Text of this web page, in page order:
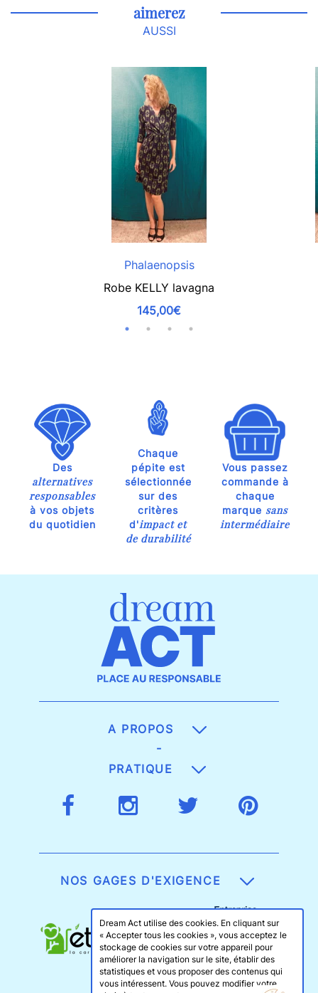
aimerez
AUSSI
Phalaenopsis
Robe KELLY lavagna
145,00€
Des
alternatives
responsables
à vos objets
du quotidien
Chaque
pépite est
sélectionnée
sur des
critères
d'impact et
de durabilité
Vous passez
commande à
chaque
marque sans
intermédiaire
A PROPOS
-
PRATIQUE
NOS GAGES D'EXIGENCE
Dream Act utilise des cookies. En cliquant sur
« Accepter tous les cookies », vous acceptez le
stockage de cookies sur votre appareil pour
améliorer la navigation sur le site, établir des
statistiques et vous proposer des contenus qui
vous intéressent. Vous pouvez modifier votre